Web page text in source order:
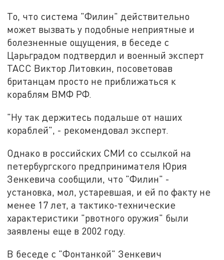
То, что система "Филин" действительно
может вызвать у подобные неприятные и
болезненные ощущения, в беседе с
Царьградом подтвердил и военный эксперт
ТАСС Виктор Литовкин, посоветовав
британцам просто не приближаться к
кораблям ВМФ РФ.
"Ну так держитесь подальше от наших
кораблей", - рекомендовал эксперт.
Однако в российских СМИ со ссылкой на
петербургского предпринимателя Юрия
Зенкевича сообщили, что "Филин" -
установка, мол, устаревшая, и ей по факту не
менее 17 лет, а тактико-технические
характеристики "рвотного оружия" были
заявлены еще в 2002 году.
В беседе с "Фонтанкой" Зенкевич